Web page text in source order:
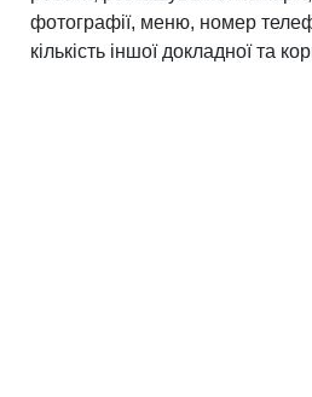
фотографії, меню, номер
кількість іншої докладної та